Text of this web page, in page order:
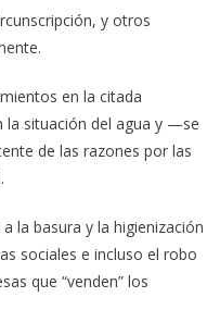
y otros
en la citada
la situación del agua y —se
de las razones por las
la basura y la higienización
sociales e incluso el robo
que “venden” los